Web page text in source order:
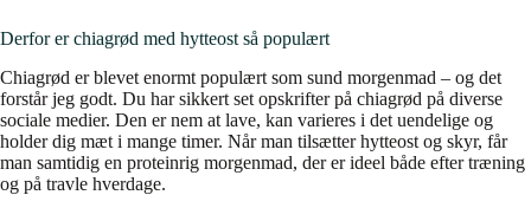
Derfor er chiagrød med hytteost så populært
Chiagrød er blevet enormt populært som sund morgenmad – og det
forstår jeg godt. Du har sikkert set opskrifter på chiagrød på diverse
sociale medier. Den er nem at lave, kan varieres i det uendelige og
holder dig mæt i mange timer. Når man tilsætter hytteost og skyr, får
man samtidig en proteinrig morgenmad, der er ideel både efter træning
og på travle hverdage.